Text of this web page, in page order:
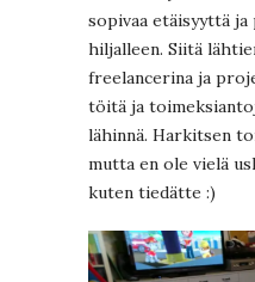
sopivaa etäisyyttä
hiljalleen. Siitä
freelancerina ja
töitä ja
lähinnä. Harkitsen
mutta en ole vielä
kuten tiedätte :)